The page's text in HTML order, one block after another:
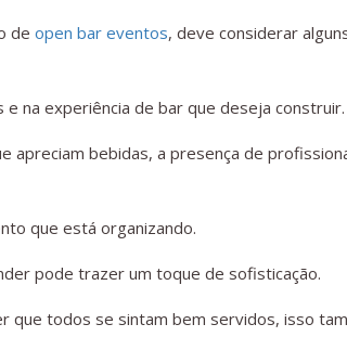
de open bar eventos, deve considerar
na experiência de bar que deseja construir.
apreciam bebidas, a presença de
que está organizando.
pode trazer um toque de sofisticação.
que todos se sintam bem servidos, isso